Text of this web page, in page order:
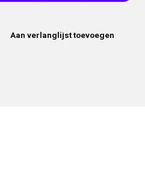
Aan verlanglijst toevoegen